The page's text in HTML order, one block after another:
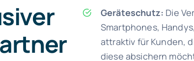
Geräteschutz: Die
Smartphones,
attraktiv für Kunden,
diese absichern